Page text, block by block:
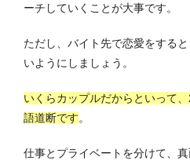
ーチしていくことが大事です。
ただし、バイト先で恋愛をする
いようにしましょう。
いくらカップルだからといって
語道断です。
仕事とプライベートを分けて、